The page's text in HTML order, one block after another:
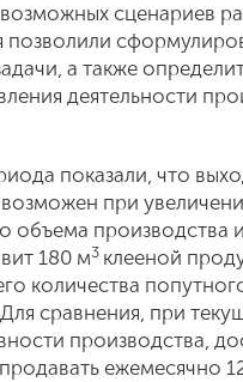
сценариев
позволили
а также
деятельности
показали, что
при
объема производства
180 м3 клееной
количества
сравнения, при
производства,
ежемесячно